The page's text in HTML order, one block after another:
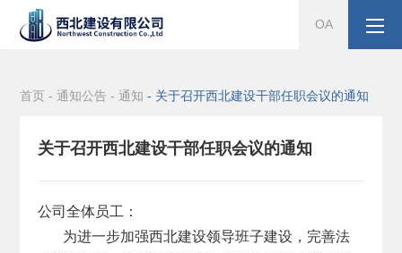
OA
首页 -通知公告 - 通知 - 关于召开西北建设干部任职会议的通知
关于召开西北建设干部任职会议的通知
公司全体员工：
为进一步加强西北建设领导班子建设， 完善法